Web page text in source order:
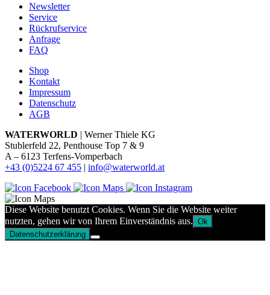
Newsletter
Service
Rückrufservice
Anfrage
FAQ
Shop
Kontakt
Impressum
Datenschutz
AGB
WATERWORLD | Werner Thiele KG
Stublerfeld 22, Penthouse Top 7 & 9
A – 6123 Terfens-Vomperbach
+43 (0)5224 67 455 | info@waterworld.at
Diese Website benutzt Cookies. Wenn Sie die Website weiter
nutzten, gehen wir von Ihrem Einverständnis aus. Ok
Datenschutzerklärung